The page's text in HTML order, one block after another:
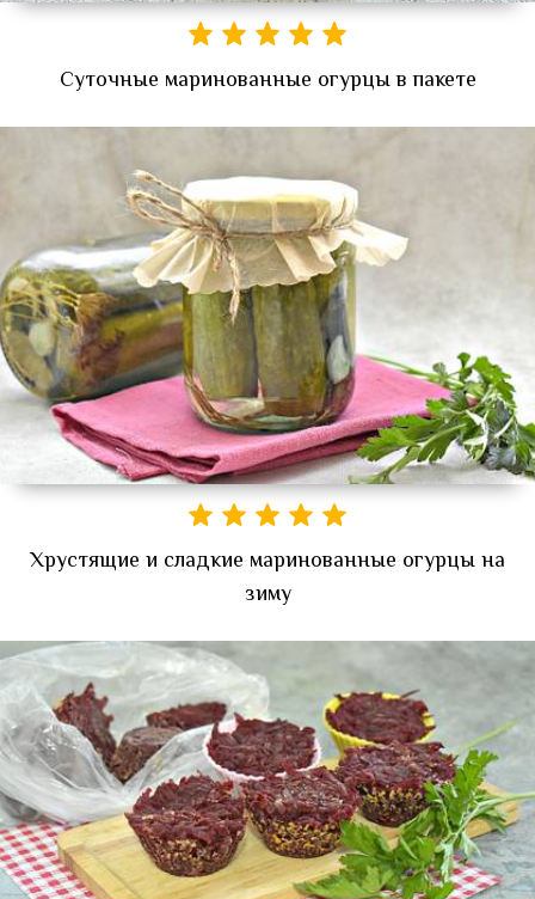
Суточные маринованные огурцы в пакете
Хрустящие и сладкие маринованные огурцы на
зиму